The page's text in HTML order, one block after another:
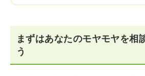
まずはあなたのモヤモヤを相
う